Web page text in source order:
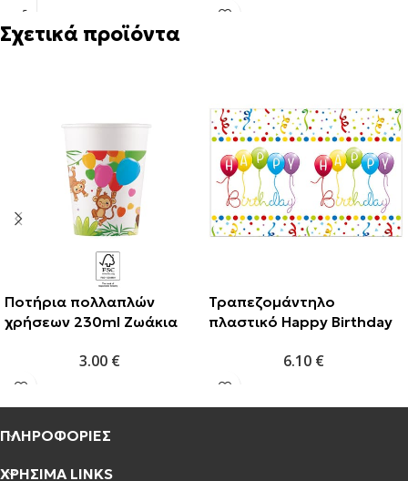
Σχετικά προϊόντα
Ποτήρια πολλαπλών
χρήσεων 230ml Ζωάκια
3.00 €
Τραπεζομάντηλο
πλαστικό Happy Birthday
6.10 €
ΠΛΗΡΟΦΟΡΙΕΣ
ΧΡΗΣΙΜΑ LINKS